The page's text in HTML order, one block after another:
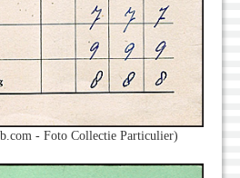
- Foto Collectie Particulier)